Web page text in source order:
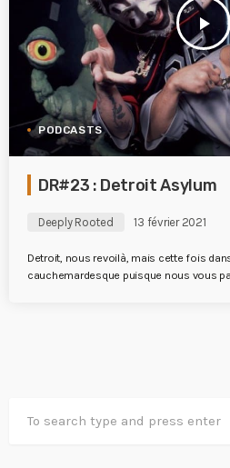
play_arrow
PODCASTS
DR#23 : Detroit Asylum
Deeply Rooted 13 février 2021
Detroit, nous revoilà, mais cette fois
cauchemardesque puisque nous vous